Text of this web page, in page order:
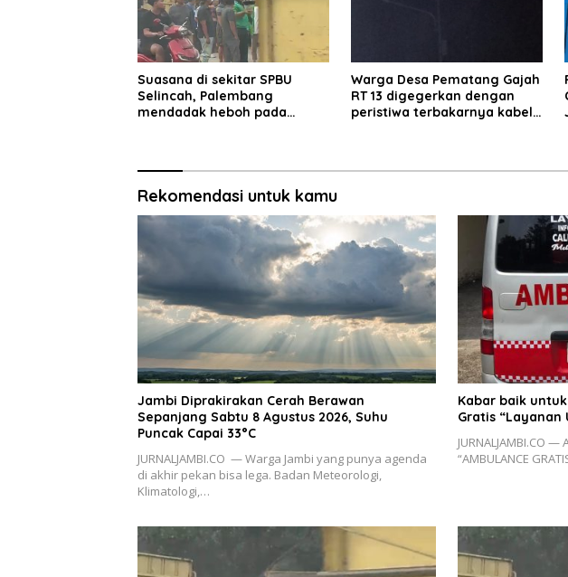
Suasana di sekitar SPBU
Selincah, Palembang
mendadak heboh pada
Warga Desa Pematang Gajah
RT 13 digegerkan dengan
peristiwa terbakarnya kabel
Rekomendasi untuk kamu
Jambi Diprakirakan Cerah Berawan
Sepanjang Sabtu 8 Agustus 2026, Suhu
Puncak Capai 33°C
JURNALJAMBI.CO — Warga Jambi yang punya agenda
di akhir pekan bisa lega. Badan Meteorologi,
Klimatologi,…
Kabar baik
Gratis “Layanan
JURNALJAMBI.CO
“AMBULANCE